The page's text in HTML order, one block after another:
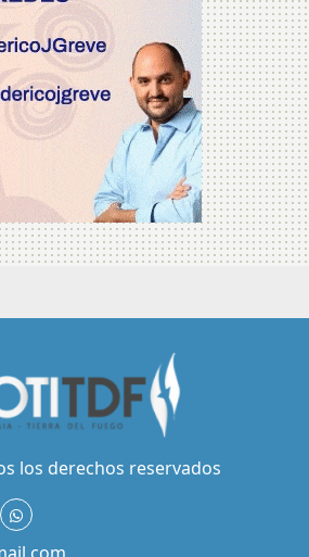
los derechos reservados